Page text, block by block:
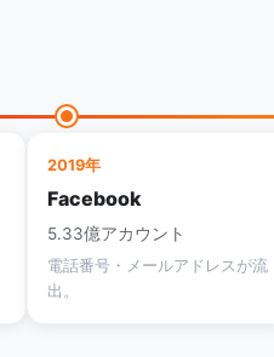
2019年
Facebook
5.33億アカウント
電話番号・メールアドレスが流
出。